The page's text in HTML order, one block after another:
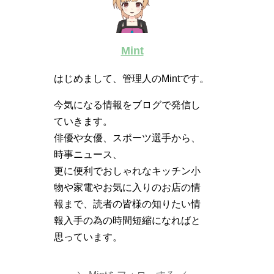
Mint
はじめまして、管理人のMintです。
今気になる情報をブログで発信し
ていきます。
俳優や女優、スポーツ選手から、
時事ニュース、
更に便利でおしゃれなキッチン小
物や家電やお気に入りのお店の情
報まで、読者の皆様の知りたい情
報入手の為の時間短縮になればと
思っています。